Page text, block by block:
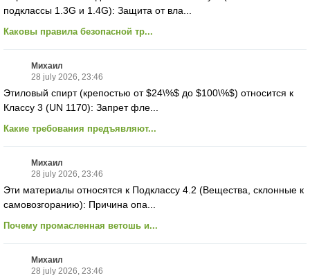
подклассы 1.3G и 1.4G): Защита от вла...
Каковы правила безопасной тр...
Михаил
28 july 2026, 23:46
Этиловый спирт (крепостью от $24\%$ до $100\%$) относится к
Классу 3 (UN 1170): Запрет фле...
Какие требования предъявляют...
Михаил
28 july 2026, 23:46
Эти материалы относятся к Подклассу 4.2 (Вещества, склонные к
самовозгоранию): Причина опа...
Почему промасленная ветошь и...
Михаил
28 july 2026, 23:46